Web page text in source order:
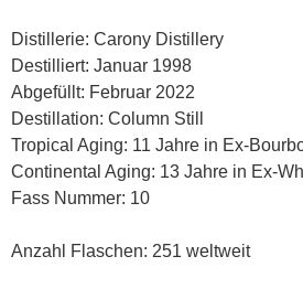
Distillerie: Carony Distillery
Destilliert: Januar 1998
Abgefüllt: Februar 2022
Destillation: Column Still
Tropical Aging: 11 Jahre in Ex-
Continental Aging: 13 Jahre in Ex-
Fass Nummer: 10
Anzahl Flaschen: 251 weltweit